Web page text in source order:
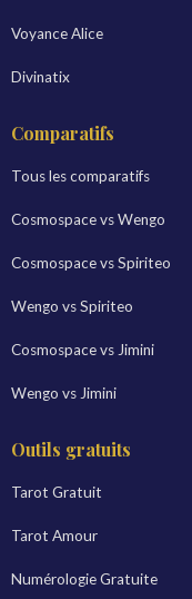
Voyance Alice
Divinatix
Comparatifs
Tous les comparatifs
Cosmospace vs Wengo
Cosmospace vs Spiriteo
Wengo vs Spiriteo
Cosmospace vs Jimini
Wengo vs Jimini
Outils gratuits
Tarot Gratuit
Tarot Amour
Numérologie Gratuite